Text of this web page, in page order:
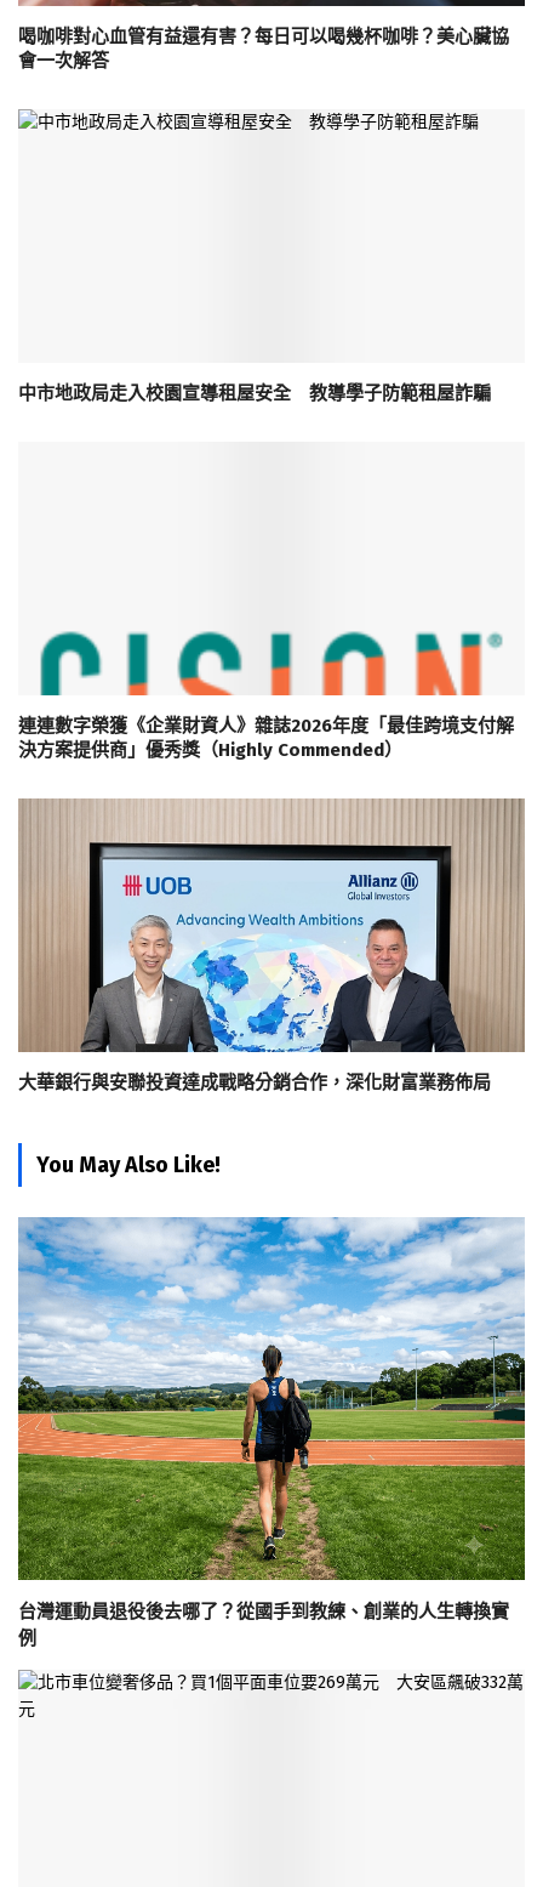
喝咖啡對心血管有益還有害？每日可以喝幾杯咖啡？美心臟協
會一次解答
中市地政局走入校園宣導租屋安全 教導學子防範租屋詐騙
連連數字榮獲《企業財資人》雜誌2026年度「最佳跨境支付解
決方案提供商」優秀獎（Highly Commended）
大華銀行與安聯投資達成戰略分銷合作，深化財富業務佈局
You May Also Like!
台灣運動員退役後去哪了？從國手到教練、創業的人生轉換實
例